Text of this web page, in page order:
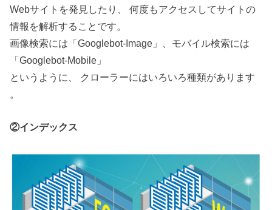
Webサイトを発見したり、 何度もアクセスしてサイトの
情報を解析することです。
画像検索には「Googlebot-Image」、モバイル検索には
「Googlebot-Mobile」
というように、 クローラーにはいろいろ種類があります
。
②インデックス